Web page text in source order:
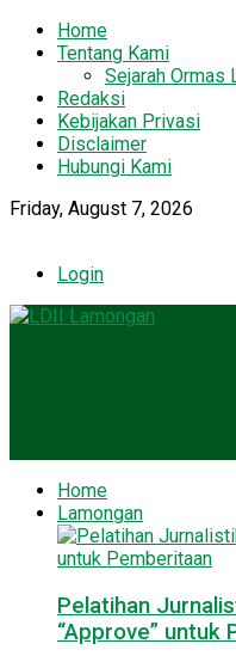
Home
Tentang Kami
Sejarah Ormas
Redaksi
Kebijakan Privasi
Disclaimer
Hubungi Kami
Friday, August 7, 2026
Login
Home
Lamongan
Pelatihan
“Approve” untuk